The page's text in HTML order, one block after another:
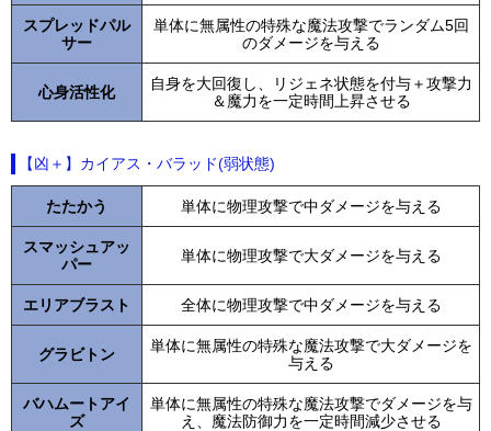
スプレッドパル
サー
単体に無属性の特殊な魔法攻撃でランダム5回
のダメージを与える
心身活性化
自身を大回復し、リジェネ状態を付与＋攻撃力
＆魔力を一定時間上昇させる
【凶＋】カイアス・バラッド(弱状態)
たたかう 単体に物理攻撃で中ダメージを与える
スマッシュアッ
パー
単体に物理攻撃で大ダメージを与える
エリアブラスト 全体に物理攻撃で中ダメージを与える
グラビトン
単体に無属性の特殊な魔法攻撃で大ダメージを
与える
バハムートアイ
ズ
単体に無属性の特殊な魔法攻撃でダメージを与
え、魔法防御力を一定時間減少させる